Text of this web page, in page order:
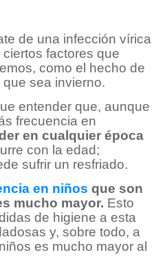
de una infección vírica
factores que
como el hecho de
sea invierno.
entender que, aunque
frecuencia en
en cualquier época
con la edad;
sufrir un resfriado.
en niños que son
mucho mayor. Esto
de higiene a esta
y, sobre todo, a
es mucho mayor al